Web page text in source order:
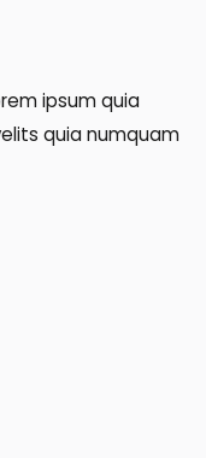
ipsum quia
quia numquam